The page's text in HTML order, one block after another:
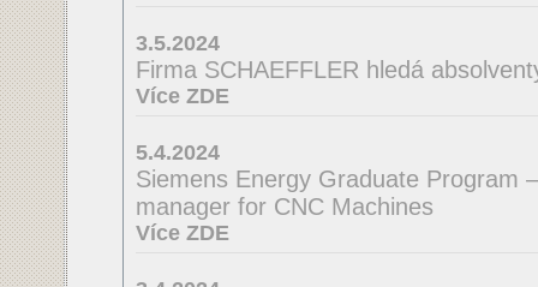
3.5.2024
Firma SCHAEFFLER hledá
Více ZDE
5.4.2024
Siemens Energy Graduate Program
manager for CNC Machines
Více ZDE